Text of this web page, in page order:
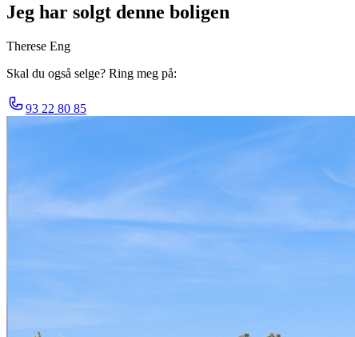
Jeg har solgt denne boligen
Therese Eng
Skal du også selge? Ring meg på:
93 22 80 85